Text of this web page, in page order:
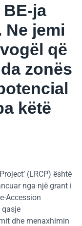
ja
Ne jemi
që
zonës
këtë
(LRCP) është
nga një grant i
Accession
qasje
dhe menaxhimin